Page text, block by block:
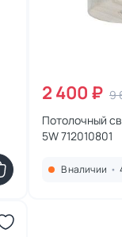
2 400 ₽ 9
Потолочный
5W 712010801
В наличии •